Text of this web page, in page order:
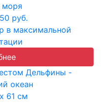
моря
руб.
в максимальной
61 см